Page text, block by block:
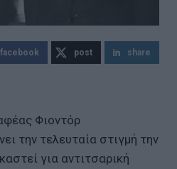
facebook post share
Φιοντόρ
την τελευταία στιγμή την
για αντιτσαρική